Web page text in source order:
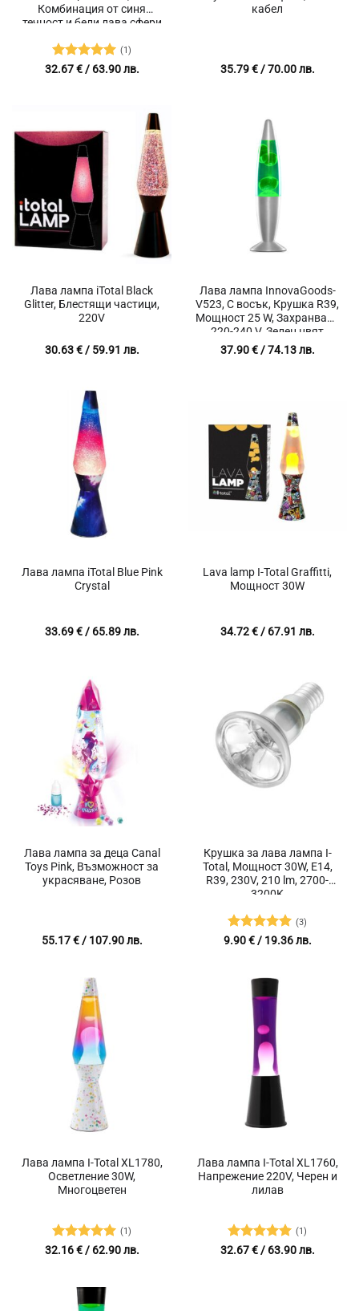
Комбинация от синя
течност и бели лава сфери
Оценено с
(1)
32.67€/ 63.90 лв.
кабел
35.79€/ 70.00 лв.
Лава лампа iTotal Black
Glitter, Блестящи частици,
220V
30.63€/ 59.91 лв.
Лава лампа InnovaGoods-
V523, С восък, Крушка R39,
Мощност 25 W, Захранване
220-240 V, Зелен цвят
37.90€/ 74.13 лв.
Лава лампа iTotal Blue Pink
Crystal
33.69€/ 65.89 лв.
Lava lamp I-Total Graffitti,
Мощност 30W
34.72€/ 67.91 лв.
Лава лампа за деца Canal
Toys Pink, Възможност за
украсяване, Розов
55.17€/ 107.90 лв.
Крушка за лава лампа I-
Total, Мощност 30W, E14,
R39, 230V, 210 lm, 2700-
3200K
Оценено с
(3)
9.90€/ 19.36 лв.
Лава лампа I-Total XL1780,
Осветление 30W,
Многоцветен
Оценено с
(1)
32.16€/ 62.90 лв.
Лава лампа I-Total XL1760,
Напрежение 220V, Черен и
лилав
Оценено с
(1)
32.67€/ 63.90 лв.